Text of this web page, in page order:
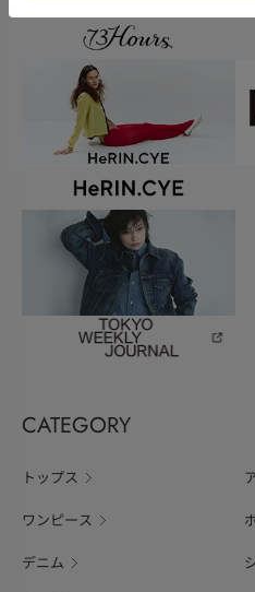
CATEGORY
トップス
ワンピース
デニム